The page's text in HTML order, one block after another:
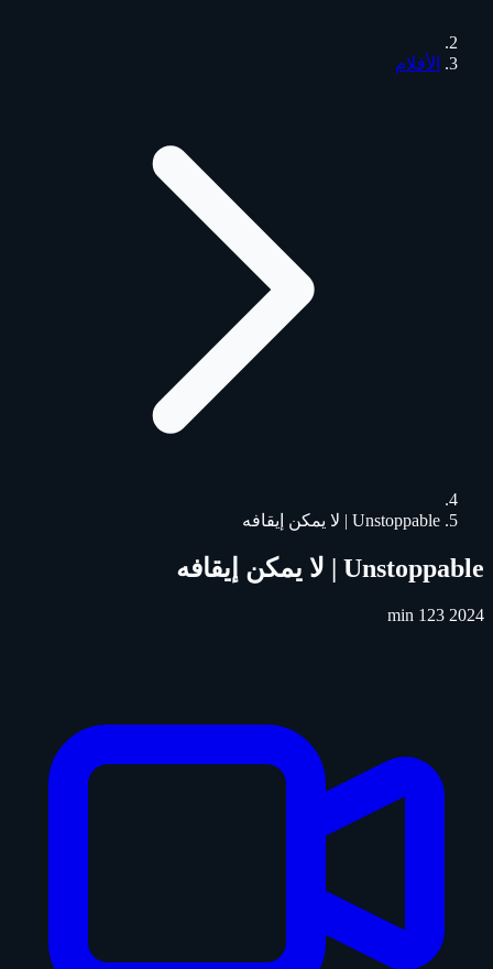
الأفلام
Unstoppable | لا يمكن إيقافه
Unstoppable | لا يمكن إيقافه
2024
123 min